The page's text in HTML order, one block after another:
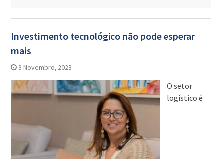
Investimento tecnológico não pode esperar
mais
3 Novembro, 2023
O setor
logístico é